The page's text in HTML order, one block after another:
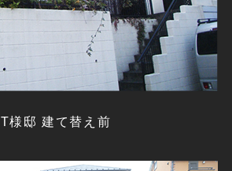
T様邸 建て替え前